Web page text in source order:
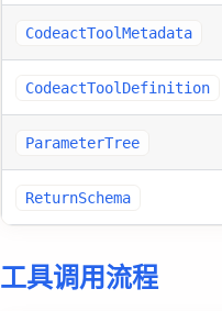
CodeactToolMetadata
CodeactToolDefinition
ParameterTree
ReturnSchema
工具调用流程